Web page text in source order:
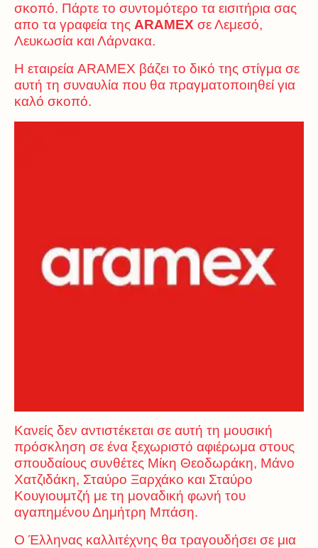
σκοπό. Πάρτε το συντομότερο τα εισιτήρια σας
απο τα γραφεία της ARAMEX σε Λεμεσό,
Λευκωσία και Λάρνακα.
Η εταιρεία ARAMEX βάζει το δικό της στίγμα σε
αυτή τη συναυλία που θα πραγματοποιηθεί για
καλό σκοπό.
Κανείς δεν αντιστέκεται σε αυτή τη μουσική
πρόσκληση σε ένα ξεχωριστό αφιέρωμα στους
σπουδαίους συνθέτες Μίκη Θεοδωράκη, Μάνο
Χατζιδάκη, Σταύρο Ξαρχάκο και Σταύρο
Κουγιουμτζή με τη μοναδική φωνή του
αγαπημένου Δημήτρη Μπάση.
Ο Έλληνας καλλιτέχνης θα τραγουδήσει σε μια